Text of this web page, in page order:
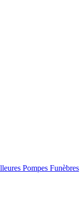
Pompes Funèbres